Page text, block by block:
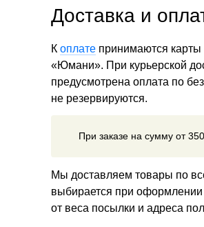
Доставка и
К оплате принимаются
«Юмани». При курьерской
предусмотрена оплата по
не резервируются.
При заказе на сумму от
Мы доставляем товары по
выбирается при оформлении
от веса посылки и адреса